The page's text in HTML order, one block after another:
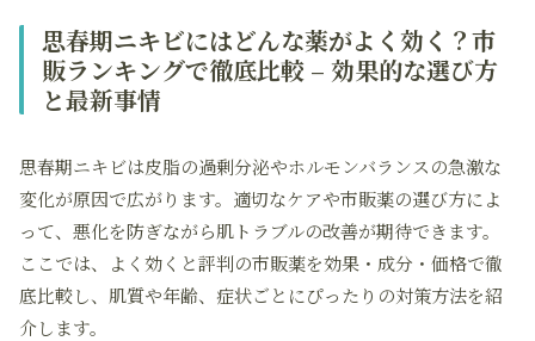
思春期ニキビにはどんな薬がよく効く？市
販ランキングで徹底比較 – 効果的な選び方
と最新事情
思春期ニキビは皮脂の過剰分泌やホルモンバランスの急激な
変化が原因で広がります。適切なケアや市販薬の選び方によ
って、悪化を防ぎながら肌トラブルの改善が期待できます。
ここでは、よく効くと評判の市販薬を効果・成分・価格で徹
底比較し、肌質や年齢、症状ごとにぴったりの対策方法を紹
介します。